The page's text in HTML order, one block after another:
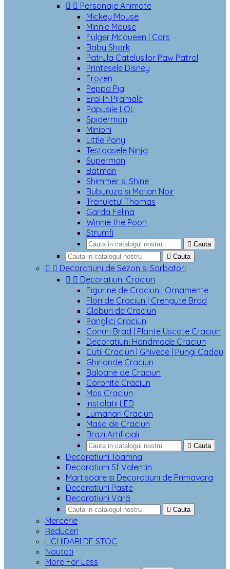
  Personaje Animate
Mickey Mouse
Minnie Mouse
Fulger Mcqueen | Cars
Baby Shark
Patrula Catelusilor Paw Patrol
Printesele Disney
Frozen
Peppa Pig
Eroi In Pijamale
Papusile LOL
Spiderman
Minioni
Little Pony
Testoasele Ninja
Superman
Batman
Shimmer si Shine
Buburuza si Motan Noir
Trenuletul Thomas
Garda Felina
Winnie the Pooh
Strumfi
 Cauta
 Cauta
  Decoratiuni de Sezon si Sarbatori
  Decoratiuni Craciun
Figurine de Craciun | Ornamente
Flori de Craciun | Crengute Brad
Globuri de Craciun
Panglici Craciun
Conuri Brad | Plante Uscate Craciun
Decoratiuni Handmade Craciun
Cutii Craciun | Ghivece | Pungi Cadou
Ghirlande Craciun
Baloane de Craciun
Coronite Craciun
Mos Craciun
Instalatii LED
Lumanari Craciun
Masa de Craciun
Brazi Artificiali
 Cauta
Decoratiuni Toamna
Decoratiuni Sf Valentin
Martisoare si Decoratiuni de Primavara
Decoratiuni Paste
Decoratiuni Vară
 Cauta
Mercerie
Reduceri
LICHIDARI DE STOC
Noutati
More For Less